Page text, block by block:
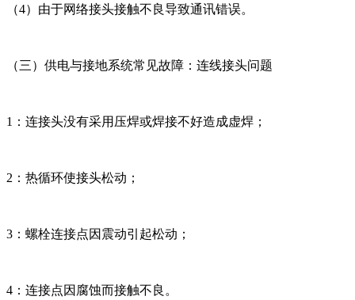
（4）由于网络接头接触不良导致通讯错误。
（三）供电与接地系统常见故障：连线接头问题
1：连接头没有采用压焊或焊接不好造成虚焊；
2：热循环使接头松动；
3：螺栓连接点因震动引起松动；
4：连接点因腐蚀而接触不良。